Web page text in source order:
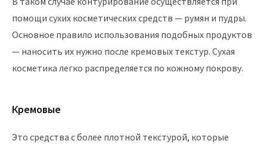
помощи сухих косметических средств — румян и пудры.
Основное правило использования подобных продуктов
— наносить их нужно после кремовых текстур. Сухая
косметика легко распределяется по кожному покрову.
Кремовые
Это средства с более плотной текстурой, которые